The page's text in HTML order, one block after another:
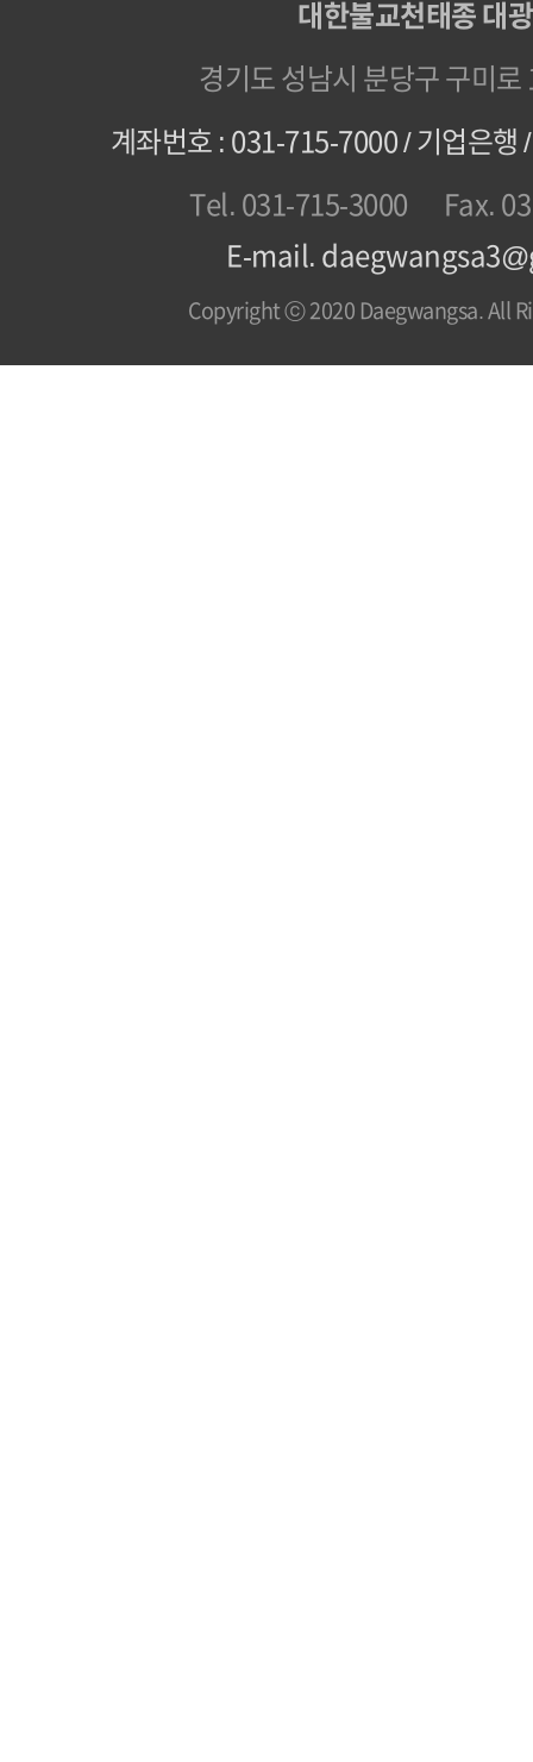
대한불교천태종 대
경기도 성남시 분당구 구미로
계좌번호 : 031-715-7000 / 기업은행
Tel. 031-715-3000
Fax.
E-mail.
Copyright ⓒ 2020 Daegwangsa. All